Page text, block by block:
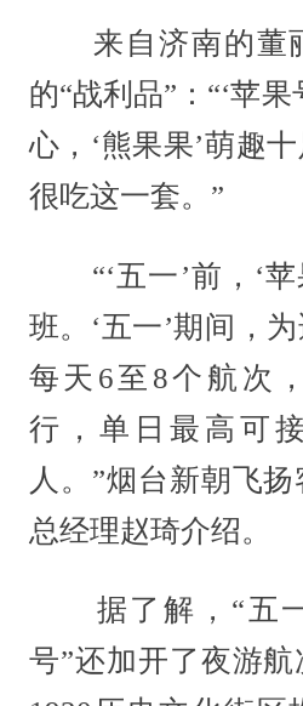
来自济南的董
的“战利品”：“‘苹
心，‘熊果果’萌趣
很吃这一套。”
“‘五一’前，‘苹
班。‘五一’期间，
每天6至8个航次
行，单日最高可
人。”烟台新朝飞
总经理赵琦介绍。
据了解，“五一
号”还加开了夜游